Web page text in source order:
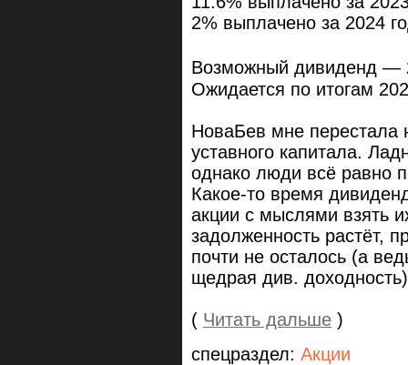
2% выплачено за 2024
Возможный дивиденд —
Ожидается по итогам
НоваБев мне перестала
уставного капитала.
однако люди всё равно
Какое-то время
акции с мыслями взять
задолженность растёт,
почти не осталось (а
щедрая див.
( Читать дальше )
спецраздел: Акции